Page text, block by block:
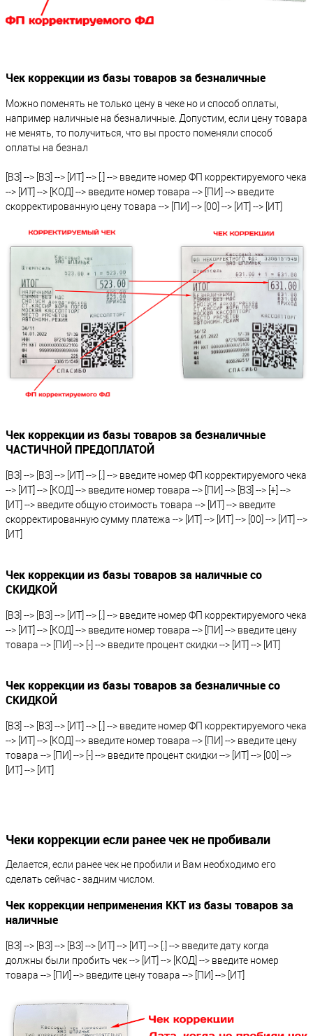
Чек коррекции из базы товаров за безналичные
Можно поменять не только цену в чеке но и способ оплаты,
например наличные на безналичные. Допустим, если цену товара
не менять, то получиться, что вы просто поменяли способ
оплаты на безнал
[ВЗ] --> [ВЗ] --> [ИТ] --> [.] --> введите номер ФП корректируемого чека
--> [ИТ] --> [КОД] --> введите номер товара --> [ПИ] --> введите
скорректированную цену товара --> [ПИ] --> [00] --> [ИТ] --> [ИТ]
Чек коррекции из базы товаров за безналичные
ЧАСТИЧНОЙ ПРЕДОПЛАТОЙ
[ВЗ] --> [ВЗ] --> [ИТ] --> [.] --> введите номер ФП корректируемого чека
--> [ИТ] --> [КОД] --> введите номер товара --> [ПИ] --> [ВЗ] --> [+] -->
[ИТ] --> введите общую стоимость товара --> [ИТ] --> введите
скорректированную сумму платежа --> [ИТ] --> [ИТ] --> [00] --> [ИТ] -->
[ИТ]
Чек коррекции из базы товаров за наличные со
СКИДКОЙ
[ВЗ] --> [ВЗ] --> [ИТ] --> [.] --> введите номер ФП корректируемого чека
--> [ИТ] --> [КОД] --> введите номер товара --> [ПИ] --> введите цену
товара --> [ПИ] --> [-] --> введите процент скидки --> [ИТ] --> [ИТ]
Чек коррекции из базы товаров за безналичные со
СКИДКОЙ
[ВЗ] --> [ВЗ] --> [ИТ] --> [.] --> введите номер ФП корректируемого чека
--> [ИТ] --> [КОД] --> введите номер товара --> [ПИ] --> введите цену
товара --> [ПИ] --> [-] --> введите процент скидки --> [ИТ] --> [00] -->
[ИТ] --> [ИТ]
Чеки коррекции если ранее чек не пробивали
Делается, если ранее чек не пробили и Вам необходимо его
сделать сейчас - задним числом.
Чек коррекции неприменения ККТ из базы товаров за
наличные
[ВЗ] --> [ВЗ] --> [ВЗ] --> [ИТ] --> [ИТ] --> [.] --> введите дату когда
должны были пробить чек --> [ИТ] --> [КОД] --> введите номер
товара --> [ПИ] --> введите цену товара --> [ПИ] --> [ИТ]